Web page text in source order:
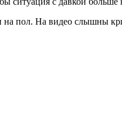
пол. На видео слышны